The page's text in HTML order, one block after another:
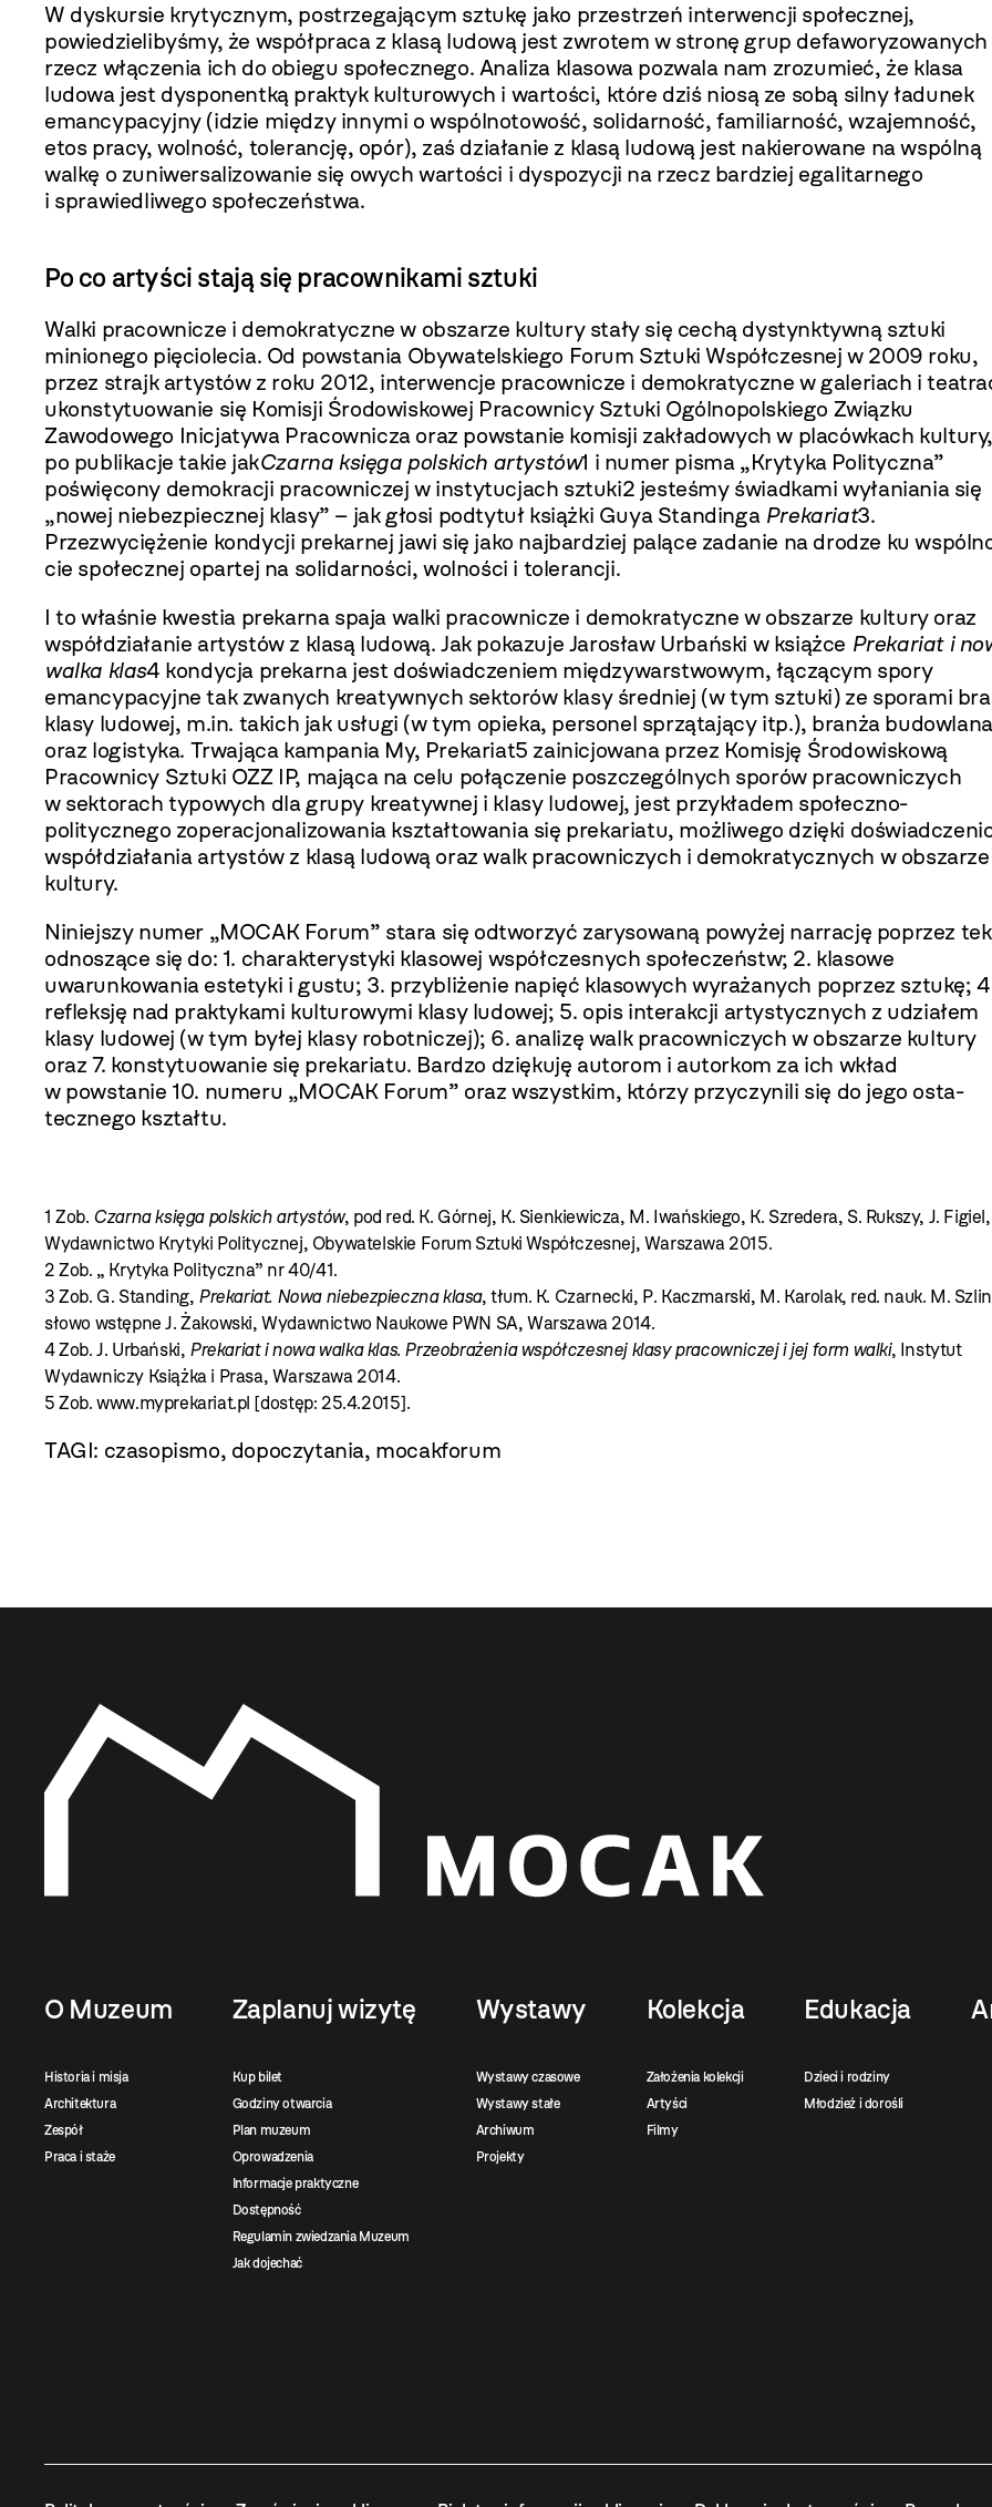
W dyskursie krytycznym, postrzegają­cym sztukę jako przestrzeń interwencji spo­łecznej,
powiedzielibyśmy, że współpraca z klasą ludową jest zwrotem w stronę grup defaworyzowanych
rzecz włączenia ich do obiegu społecznego. Analiza klasowa pozwala nam zrozumieć, że klasa
ludowa jest dyspo­nentką praktyk kulturowych i wartości, które dziś niosą ze sobą silny ładunek
emancypa­cyjny (idzie między innymi o wspólnotowość, solidarność, familiarność, wzajemność,
etos pracy, wolność, tolerancję, opór), zaś działa­nie z klasą ludową jest nakierowane na wspól­ną
walkę o zuniwersalizowanie się owych war­tości i dyspozycji na rzecz bardziej egalitarne­go
i sprawiedliwego społeczeństwa.
Po co artyści stają się pracownikami sztuki
Walki pracownicze i demokratyczne w obsza­rze kultury stały się cechą dystynktywną sztuki
minionego pięciolecia. Od powstania Obywatel­skiego Forum Sztuki Współczesnej w 2009 roku,
przez strajk artystów z roku 2012, interwen­cje pracownicze i demokratyczne w galeriach i
ukonstytuowanie się Komisji Środo­wiskowej Pracownicy Sztuki Ogólnopolskiego Związku
Zawodowego Inicjatywa Pracownicza oraz powstanie komisji zakładowych w placów­kach
po publikacje takie jakCzarna księga polskich artystów1 i numer pisma „Krytyka Polityczna”
poświęcony demokracji pracowni­czej w instytucjach sztuki2 jesteśmy świadkami wyłaniania się
„nowej niebezpiecznej klasy” – jak głosi podtytuł książki Guya Standinga Prekariat3.
Przezwyciężenie kondycji prekarnej jawi się jako najbardziej palące zadanie na drodze ku
cie społecznej opartej na solidarności, wolności i tolerancji.
I to właśnie kwestia prekarna spaja walki pracownicze i demokratyczne w obszarze kul­tury oraz
współdziałanie artystów z klasą ludo­wą. Jak pokazuje Jarosław Urbański w książce Prekariat i
walka klas4 kondycja prekarna jest doświadczeniem międzywarstwowym, łą­czącym spory
emancypacyjne tak zwanych kre­atywnych sektorów klasy średniej (w tym sztu­ki) ze sporami
klasy ludowej, m.in. takich jak usługi (w tym opieka, personel sprzątający itp.), branża budowlana
oraz logistyka. Trwająca kampania My, Prekariat5 zainicjowana przez Ko­misję Środowiskową
Pracownicy Sztuki OZZ IP, mająca na celu połączenie poszczególnych spo­rów pracowniczych
w sektorach typowych dla grupy kreatywnej i klasy ludowej, jest przykła­dem społeczno-
politycznego zoperacjonalizo­wania kształtowania się prekariatu, możliwego dzięki
współdziałania artystów z klasą ludową oraz walk pracowniczych i de­mokratycznych w obszarze
kultury.
Niniejszy numer „MOCAK Forum” stara się od­tworzyć zarysowaną powyżej narrację poprzez
odnoszące się do: 1. charakterystyki kla­sowej współczesnych społeczeństw; 2. klasowe
uwarunkowania estetyki i gustu; 3. przybliżenie napięć klasowych wyrażanych poprzez sztukę;
refleksję nad praktykami kulturowymi klasy ludowej; 5. opis interakcji artystycznych z udzia­łem
klasy ludowej (w tym byłej klasy robotni­czej); 6. analizę walk pracowniczych w obszarze kultury
oraz 7. konstytuowanie się prekariatu. Bardzo dziękuję autorom i autorkom za ich wkład
w powstanie 10. numeru „MOCAK Forum” oraz wszystkim, którzy przyczynili się do jego osta­
tecznego kształtu.
1 Zob. Czarna księga polskich artystów, pod red. K. Górnej, K. Sienkiewicza, M. Iwańskiego, K. Szredera, S. Rukszy, J. Figiel,
Wydawnictwo Krytyki Politycznej, Obywatelskie Forum Sztuki Współczesnej, Warszawa 2015.
2 Zob. „ Krytyka Polityczna” nr 40/41.
3 Zob. G. Standing, Prekariat. Nowa niebezpieczna klasa, tłum. K. Czarnecki, P. Kaczmarski, M. Karolak, red. nauk. M.
słowo wstępne J. Żakowski, Wydawnictwo Naukowe PWN SA, Warszawa 2014.
4 Zob. J. Urbański, Prekariat i nowa walka klas. Przeobrażenia współczesnej klasy pracowniczej i jej form walki, Instytut
Wydawniczy Książka i Prasa, Warszawa 2014.
5 Zob. www.myprekariat.pl [dostęp: 25.4.2015].
TAGI: czasopismo, dopoczytania, mocakforum
O Muzeum
Historia i misja
Architektura
Zespół
Praca i staże
Zaplanuj wizytę
Kup bilet
Godziny otwarcia
Plan muzeum
Oprowadzenia
Informacje praktyczne
Dostępność
Regulamin zwiedzania Muzeum
Jak dojechać
Wystawy
Wystawy czasowe
Wystawy stałe
Archiwum
Projekty
Kolekcja
Założenia kolekcji
Artyści
Filmy
Edukacja
Dzieci i rodziny
Młodzież i dorośli